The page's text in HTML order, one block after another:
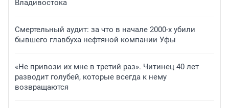
Владивостока
Смертельный аудит: за что в начале 2000-х убили
бывшего главбуха нефтяной компании Уфы
«Не привози их мне в третий раз». Читинец 40 лет
разводит голубей, которые всегда к нему
возвращаются